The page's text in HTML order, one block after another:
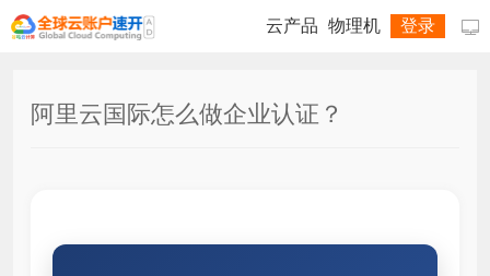

云产品 物理机 登录
阿里云国际怎么做企业认证？